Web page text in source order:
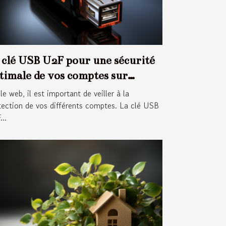
USB U2F pour une sécurité
de vos comptes sur
web, il est important de veiller à la
de vos différents comptes. La clé USB